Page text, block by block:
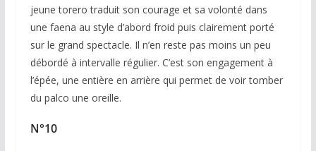
jeune torero traduit son courage et sa volonté dans
une faena au style d’abord froid puis clairement porté
sur le grand spectacle. Il n’en reste pas moins un peu
débordé à intervalle régulier. C’est son engagement à
l’épée, une entière en arrière qui permet de voir tomber
du palco une oreille.
N°10